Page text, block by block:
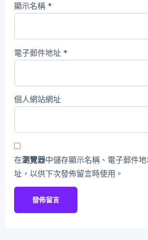
顯示名稱 *
電子郵件地址 *
個人網站網址
在瀏覽器中儲存顯示名稱、電子郵件
址，以供下次發佈留言時使用。